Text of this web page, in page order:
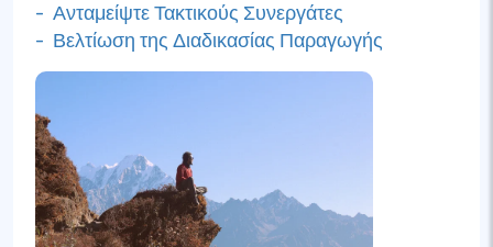
- Ανταμείψτε Τακτικούς Συνεργάτες
- Βελτίωση της Διαδικασίας Παραγωγής